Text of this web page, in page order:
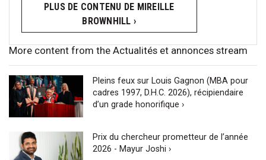
PLUS DE CONTENU DE MIREILLE
BROWNHILL ›
More content from the Actualités et annonces stream
Pleins feux sur Louis Gagnon (MBA pour
cadres 1997, D.H.C. 2026), récipiendaire
d’un grade honorifique ›
Prix du chercheur prometteur de l’année
2026 - Mayur Joshi ›